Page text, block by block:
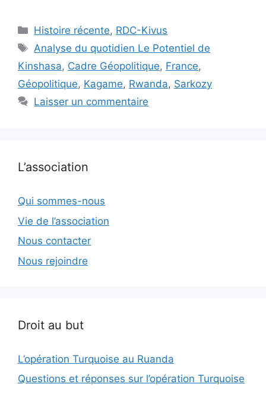
Catégories
Histoire récente, RDC-Kivus
Étiquettes
Analyse du quotidien Le Potentiel de
Kinshasa, Cadre Géopolitique, France,
Géopolitique, Kagame, Rwanda, Sarkozy
Laisser un commentaire
L’association
Qui sommes-nous
Vie de l’association
Nous contacter
Nous rejoindre
Droit au but
L’opération Turquoise au Ruanda
Questions et réponses sur l’opération Turquoise